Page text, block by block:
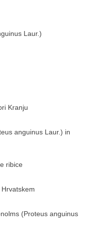
Laur.)
Kranju
anguinus Laur.) in
ribice
(Proteus anguinus